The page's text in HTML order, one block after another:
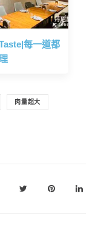
每一道都
肉量超大